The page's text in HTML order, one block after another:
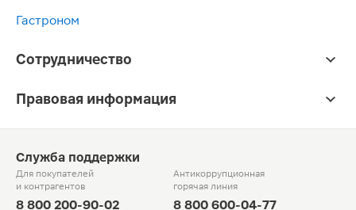
Гастроном
Сотрудничество
Правовая информация
Служба поддержки
Для покупателей
и контрагентов
8 800 200-90-02
Антикоррупционная
горячая линия
8 800 600-04-77